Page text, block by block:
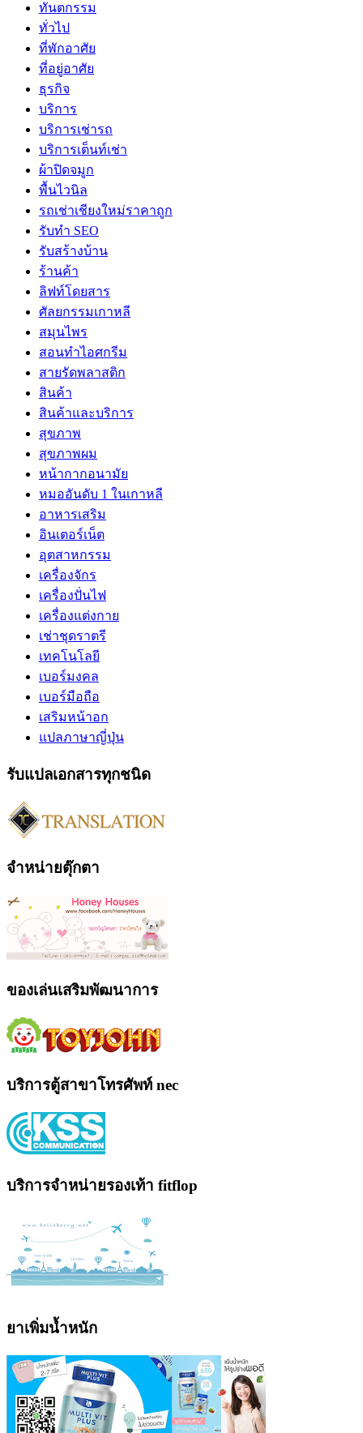
ทันตกรรม
ทั่วไป
ที่พักอาศัย
ที่อยู่อาศัย
ธุรกิจ
บริการ
บริการเช่ารถ
บริการเต็นท์เช่า
ผ้าปิดจมูก
พื้นไวนิล
รถเช่าเชียงใหม่ราคาถูก
รับทำ SEO
รับสร้างบ้าน
ร้านค้า
ลิฟท์โดยสาร
ศัลยกรรมเกาหลี
สมุนไพร
สอนทำไอศกรีม
สายรัดพลาสติก
สินค้า
สินค้าและบริการ
สุขภาพ
สุขภาพผม
หน้ากากอนามัย
หมออันดับ 1 ในเกาหลี
อาหารเสริม
อินเตอร์เน็ต
อุตสาหกรรม
เครื่องจักร
เครื่องปั่นไฟ
เครื่องแต่งกาย
เช่าชุดราตรี
เทคโนโลยี
เบอร์มงคล
เบอร์มือถือ
เสริมหน้าอก
แปลภาษาญี่ปุ่น
รับแปลเอกสารทุกชนิด
จำหน่ายตุ๊กตา
ของเล่นเสริมพัฒนาการ
บริการตู้สาขาโทรศัพท์ nec
บริการจำหน่ายรองเท้า fitflop
ยาเพิ่มน้ำหนัก